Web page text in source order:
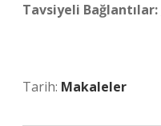
Tavsiyeli Bağlantılar:
Tarih: Makaleler